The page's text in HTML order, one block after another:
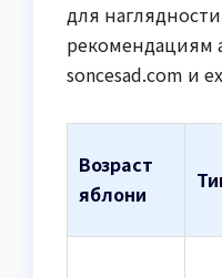
для
рекомендациям
soncesad.com и
Возраст
яблони